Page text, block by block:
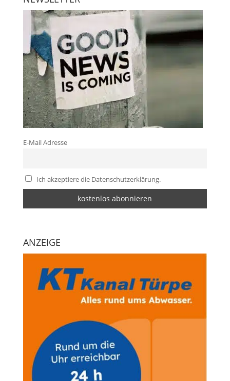
E-Mail Adresse
Ich akzeptiere die Datenschutzerklärung.
ANZEIGE